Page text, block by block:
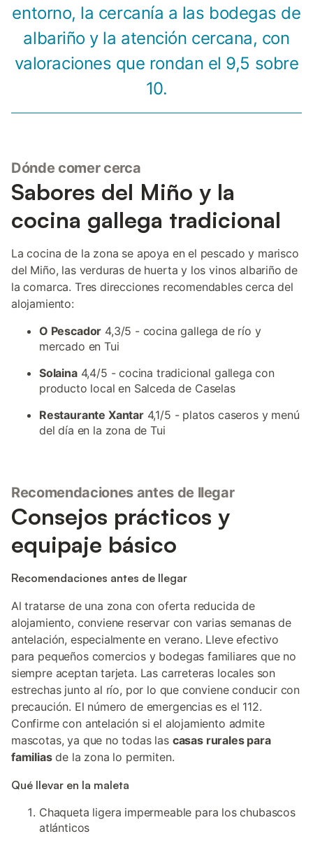
entorno, la cercanía a las bodegas de
albariño y la atención cercana, con
valoraciones que rondan el 9,5 sobre
10.
Dónde comer cerca
Sabores del Miño y la
cocina gallega tradicional
La cocina de la zona se apoya en el pescado y marisco
del Miño, las verduras de huerta y los vinos albariño de
la comarca. Tres direcciones recomendables cerca del
alojamiento:
O Pescador 4,3/5 - cocina gallega de río y
mercado en Tui
Solaina4,4/5 - cocina tradicional gallega con
producto local en Salceda de Caselas
Restaurante Xantar4,1/5 - platos caseros y menú
del día en la zona de Tui
Recomendaciones antes de llegar
Consejos prácticos y
equipaje básico
Recomendaciones antes de llegar
Al tratarse de una zona con oferta reducida de
alojamiento, conviene reservar con varias semanas de
antelación, especialmente en verano. Lleve efectivo
para pequeños comercios y bodegas familiares que no
siempre aceptan tarjeta. Las carreteras locales son
estrechas junto al río, por lo que conviene conducir con
precaución. El número de emergencias es el 112.
Confirme con antelación si el alojamiento admite
mascotas, ya que no todas las casas rurales para
familiasde la zona lo permiten.
Qué llevar en la maleta
Chaqueta ligera impermeable para los chubascos
atlánticos